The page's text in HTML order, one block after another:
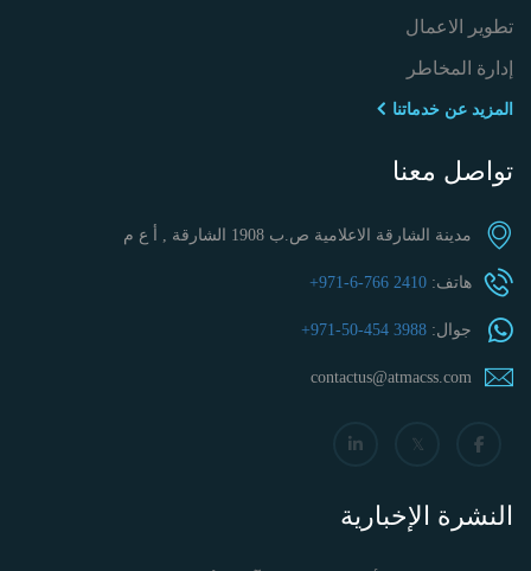
تطوير الاعمال
إدارة المخاطر
المزيد عن خدماتنا
تواصل معنا
مدينة الشارقة الاعلامية ص.ب 1908 الشارقة , أ ع م
هاتف: +971-6-766 2410
جوال: +971-50-454 3988
contactus@atmacss.com
النشرة الإخبارية